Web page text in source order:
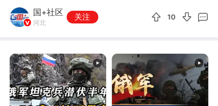
国+社区
河北
关注 10